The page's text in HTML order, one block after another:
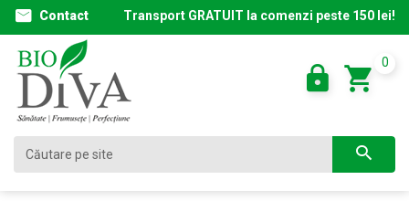
Contact Transport GRATUIT la comenzi peste 150 lei!
0